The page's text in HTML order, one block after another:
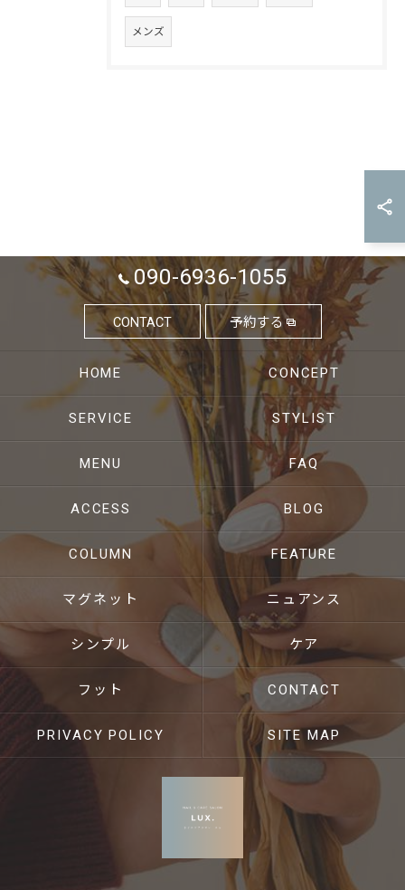
メンズ
090-6936-1055
CONTACT 予約する
HOME CONCEPT
SERVICE STYLIST
MENU FAQ
ACCESS BLOG
COLUMN FEATURE
マグネット ニュアンス
シンプル ケア
フット CONTACT
PRIVACY POLICY SITE MAP